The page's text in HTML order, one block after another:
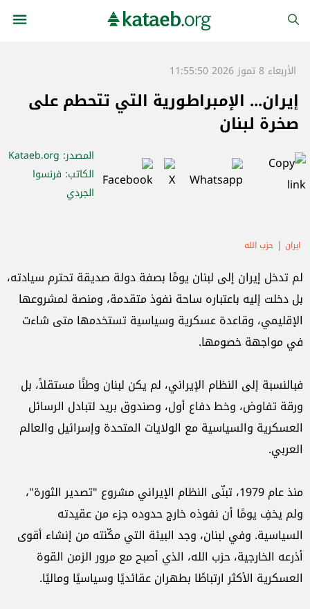
الأربعاء 8 تموز 2026 11:55:50
إيران... الإمبراطورية التي تتحطم على
صخرة لبنان
المصدر: Kataeb.org
الكاتب: فرنسوا
الجردي
ايران حزب الله
لم تدخل إيران إلى لبنان يومًا بصفة دولة صديقة تحترم سيادته،
بل دخلت إليه باعتباره ساحة نفوذ متقدمة، ومنصة لمشروعها
الإقليمي، وقاعدة عسكرية وسياسية تستخدمها متى شاءت
في مواجهة خصومها.
فبالنسبة إلى النظام الإيراني، لم يكن لبنان وطنًا مستقلاً، بل
ورقة تفاوض، وخط دفاع أول، وصندوق بريد لتبادل الرسائل
العسكرية والسياسية مع الولايات المتحدة وإسرائيل والعالم
العربي.
منذ عام 1979، تبنّى النظام الإيراني مشروع "تصدير الثورة"،
ولم يخفِ يومًا أن نفوذه خارج حدوده جزء من عقيدته
السياسية. وفي لبنان، وجد البيئة التي مكّنته من إنشاء أقوى
أذرعه الخارجية، حزب الله، الذي أصبح مع مرور الزمن القوة
العسكرية الأكثر ارتباطًا بطهران عقائديًا وسياسيًا وماليًا.